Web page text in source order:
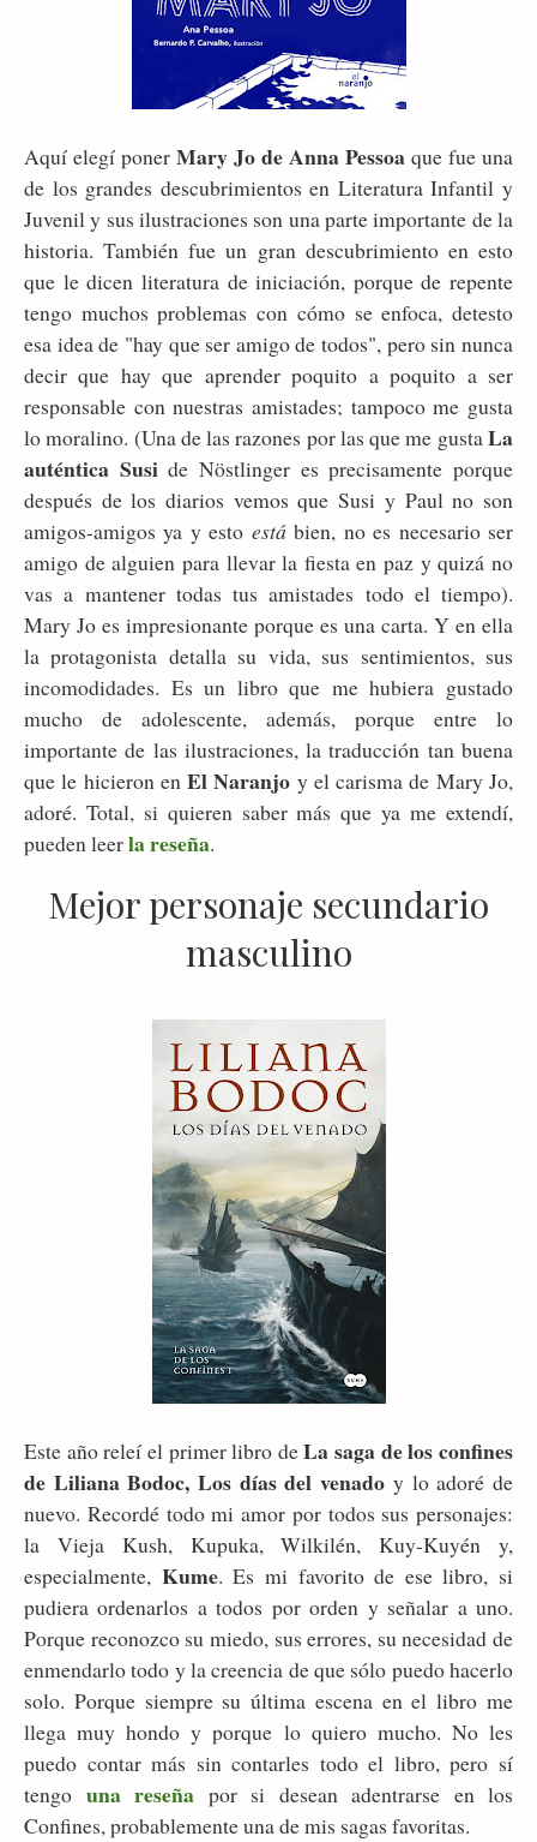
Aquí elegí poner Mary Jo de Anna Pessoa que fue una
de los grandes descubrimientos en Literatura Infantil y
Juvenil y sus ilustraciones son una parte importante de la
historia. También fue un gran descubrimiento en esto
que le dicen literatura de iniciación, porque de repente
tengo muchos problemas con cómo se enfoca, detesto
esa idea de "hay que ser amigo de todos", pero sin nunca
decir que hay que aprender poquito a poquito a ser
responsable con nuestras amistades; tampoco me gusta
lo moralino. (Una de las razones por las que me gustaLa
auténtica Suside Nöstlinger es precisamente porque
después de los diarios vemos que Susi y Paul no son
amigos-amigos ya y esto está bien, no es necesario ser
amigo de alguien para llevar la fiesta en paz y quizá no
vas a mantener todas tus amistades todo el tiempo).
Mary Jo es impresionante porque es una carta. Y en ella
la protagonista detalla su vida, sus sentimientos, sus
incomodidades. Es un libro que me hubiera gustado
mucho de adolescente, además, porque entre lo
importante de las ilustraciones, la traducción tan buena
que le hicieron enEl Naranjo y el carisma de Mary Jo,
adoré. Total, si quieren saber más que ya me extendí,
pueden leerla reseña.
Mejor personaje secundario
masculino
Este año releí el primer libro deLa saga de los confines
de Liliana Bodoc, Los días del venado y lo adoré de
nuevo. Recordé todo mi amor por todos sus personajes:
la Vieja Kush, Kupuka, Wilkilén, Kuy-Kuyén y,
especialmente, Kume. Es mi favorito de ese libro, si
pudiera ordenarlos a todos por orden y señalar a uno.
Porque reconozco su miedo, sus errores, su necesidad de
enmendarlo todo y la creencia de que sólo puedo hacerlo
solo. Porque siempre su última escena en el libro me
llega muy hondo y porque lo quiero mucho. No les
puedo contar más sin contarles todo el libro, pero sí
tengo una reseña por si desean adentrarse en los
Confines, probablemente una de mis sagas favoritas.